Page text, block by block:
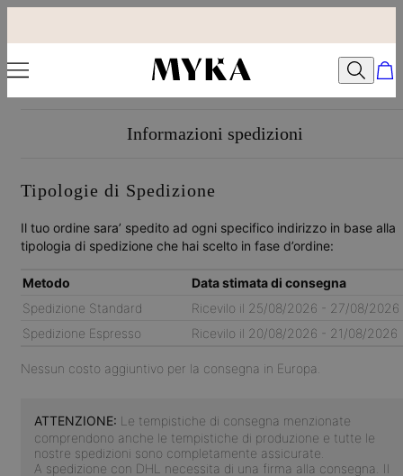
Informazioni spedizioni
Tipologie di Spedizione
Il tuo ordine sara’ spedito ad ogni specifico indirizzo in base alla
tipologia di spedizione che hai scelto in fase d’ordine:
Metodo
Data stimata di consegna
Spedizione Standard
Ricevilo il 25/08/2026 - 27/08/2026
Spedizione Espresso
Ricevilo il 20/08/2026 - 21/08/2026
Nessun costo aggiuntivo per la consegna in Europa.
ATTENZIONE: Le tempistiche di consegna menzionate
comprendono anche le tempistiche di produzione e tutte le
nostre spedizioni sono completamente assicurate.
A spedizione con DHL necessita di una firma alla consegna. Il